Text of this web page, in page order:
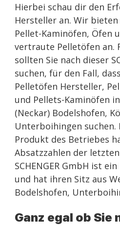
Hierbei schau dir den
Hersteller an. Wir
Pellet-Kaminöfen, Öfen
vertraute Pelletöfen an.
sollten Sie nach dieser
suchen, für den Fall,
Pelletöfen Hersteller,
und Pellets-Kaminöfen
(Neckar) Bodelshofen,
Unterboihingen suchen.
Produkt des Betriebes
Absatzzahlen der
SCHENGER GmbH ist
und hat ihren Sitz aus
Bodelshofen,
Ganz egal ob Sie